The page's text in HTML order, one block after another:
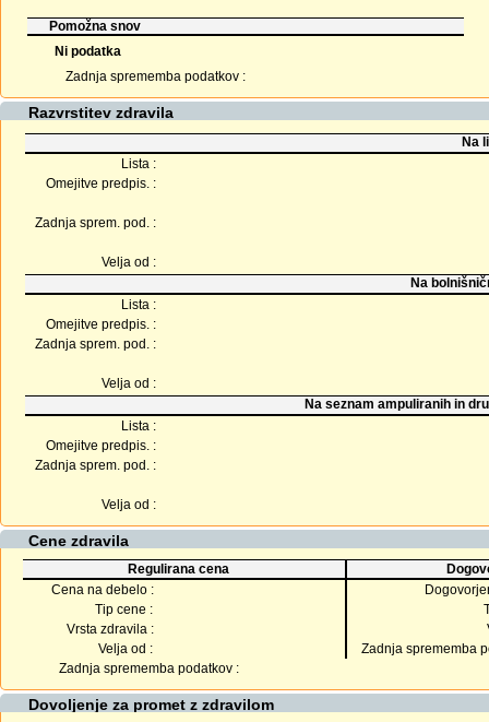
Pomožna snov
Ni podatka
Zadnja sprememba podatkov :
Razvrstitev zdravila
Na
Lista :
Omejitve predpis. :
Zadnja sprem. pod. :
Velja od :
Na
Lista :
Omejitve predpis. :
Zadnja sprem. pod. :
Velja od :
Na seznam ampuliranih in
Lista :
Omejitve predpis. :
Zadnja sprem. pod. :
Velja od :
Cene zdravila
Regulirana cena
Cena na debelo :
Tip cene :
Vrsta zdravila :
Velja od :
Zadnja sprememba
Zadnja sprememba podatkov :
Dovoljenje za promet z zdravilom